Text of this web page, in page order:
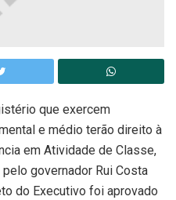
que exercem
e médio terão direito à
em Atividade de Classe,
governador Rui Costa
do Executivo foi aprovado